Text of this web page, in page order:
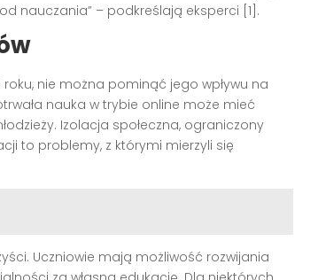
nauczania” – podkreślają eksperci [1].
roku, nie można pominąć jego wpływu na
nauka w trybie online może mieć
Izolacja społeczna, ograniczony
to problemy, z którymi mierzyli się
Uczniowie mają możliwość rozwijania